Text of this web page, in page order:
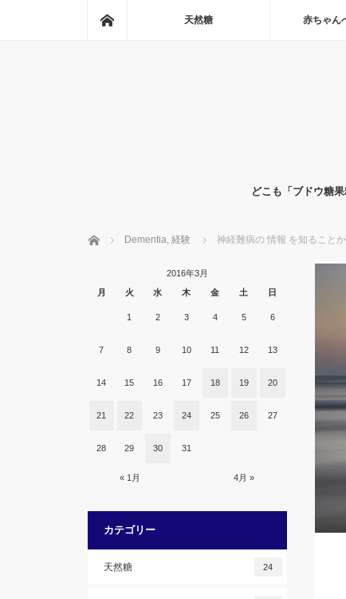
天然糖 赤ちゃん
どこも「ブドウ糖
ホーム Dementia, 経験 神経難病の 情報 を知ること
2016年3月
月
火 水 木 金 土 日
« 1月 4月 »
1 2 3 4 5 6
7 8 9 10 11 12 13
14 15 16 17 18 19 20
21 22 23 24 25 26 27
28 29 30 31
カテゴリー
天然糖 24